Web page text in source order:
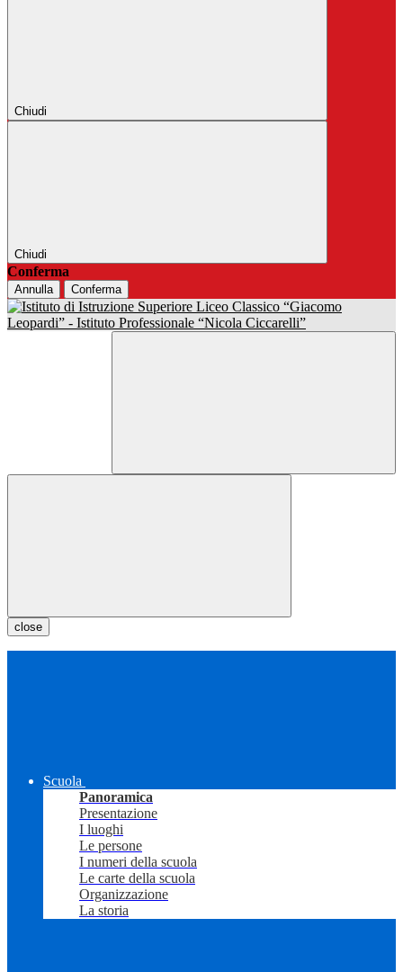
Chiudi
Chiudi
Conferma
Annulla Conferma
close
Scuola
Panoramica
Presentazione
I luoghi
Le persone
I numeri della scuola
Le carte della scuola
Organizzazione
La storia